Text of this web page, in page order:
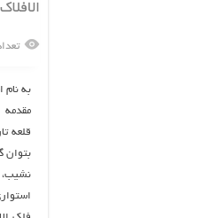
تعداد
به نام
مقدمه
قلعه
بتوان
نشیب،